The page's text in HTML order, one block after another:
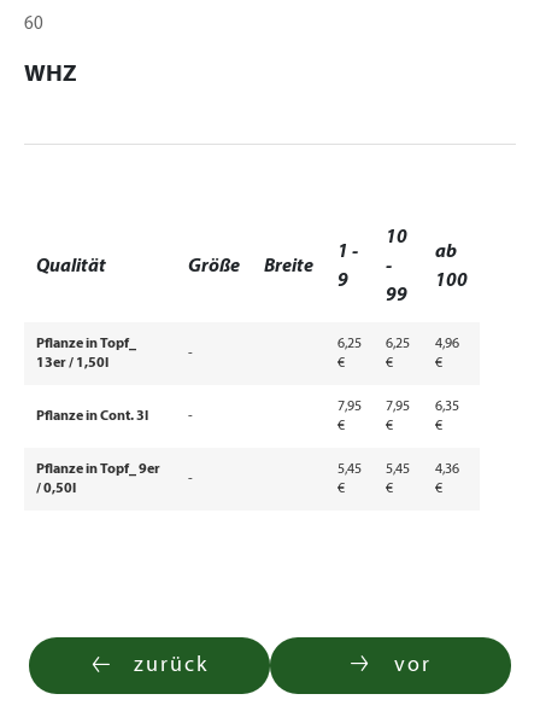
60
WHZ
Qualität Größe Breite
1 -
9
10
-
99
ab
100
Pflanze in Topf_
13er / 1,50l
-
6,25
€
6,25
€
4,96
€
Pflanze in Cont. 3l -
7,95
€
7,95
€
6,35
€
Pflanze in Topf_ 9er
/ 0,50l
-
5,45
€
5,45
€
4,36
€
zurück vor